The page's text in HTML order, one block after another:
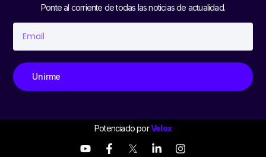
Ponte al corriente de todas las noticias de actualidad.
Unirme
Potenciado porVelox